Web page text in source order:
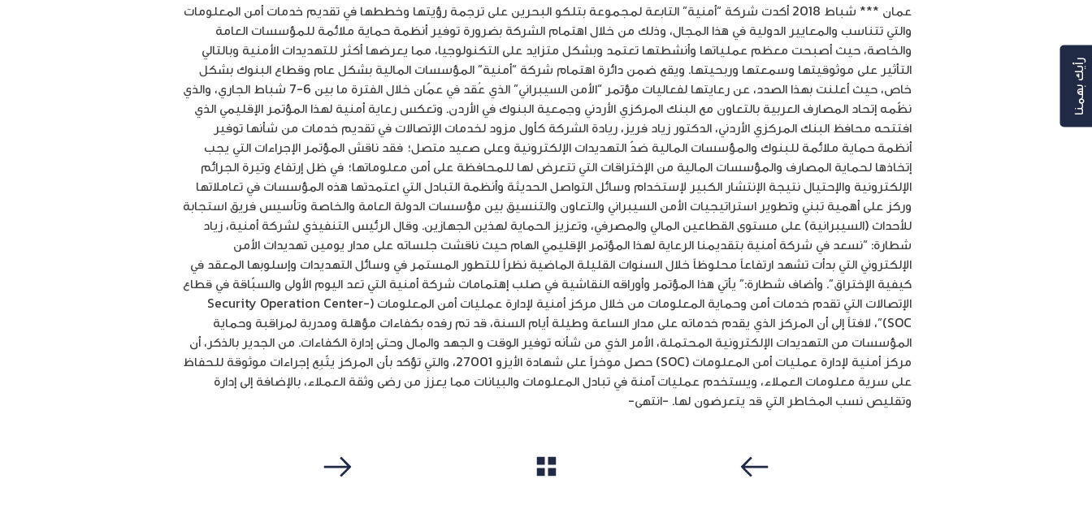
عمان *** شباط 2018 أكدت شركة “أمنية” التابعة لمجموعة بتلكو البحرين على ترجمة رؤيتها وخططها في تقديم خدمات أمن المعلومات
والتي تتناسب والمعايير الدولية في هذا المجال، وذلك من خلال اهتمام الشركة بضرورة توفير أنظمة حماية ملائمة للمؤسسات العامة
والخاصة، حيث أصبحت معظم عملياتها وأنشطتها تعتمد وبشكل متزايد على التكنولوجيا، مما يعرضها أكثر للتهديدات الأمنية وبالتالي
التأثير على موثوقيتها وسمعتها وربحيتها. ويقع ضمن دائرة اهتمام شركة “أمنية” المؤسسات المالية بشكل عام وقطاع البنوك بشكل
خاص، حيث أعلنت بهذا الصدد، عن رعايتها لفعاليات مؤتمر “الأمن السيبراني” الذي عُقد في عمّان خلال الفترة ما بين 6-7 شباط الجاري، والذي
نظّمه إتحاد المصارف العربية بالتعاون مع البنك المركزي الأردني وجمعية البنوك في الأردن. وتعكس رعاية أمنية لهذا المؤتمر الإقليمي الذي
افتتحه محافظ البنك المركزي الأردني، الدكتور زياد فريز، ريادة الشركة كأول مزود لخدمات الإتصالات في تقديم خدمات من شأنها توفير
أنظمة حماية ملائمة للبنوك والمؤسسات المالية ضدّ التهديدات الإلكترونية وعلى صعيد متصل؛ فقد ناقش المؤتمر الإجراءات التي يجب
إتخاذها لحماية المصارف والمؤسسات المالية من الإختراقات التي تتعرض لها للمحافظة على أمن معلوماتها؛ في ظل إرتفاع وتيرة الجرائم
الإلكترونية والإحتيال نتيجة الإنتشار الكبير لإستخدام وسائل التواصل الحديثة وأنظمة التبادل التي اعتمدتها هذه المؤسسات في تعاملاتها
وركز على أهمية تبني وتطوير استراتيجيات الأمن السيبراني والتعاون والتنسيق بين مؤسسات الدولة العامة والخاصة وتأسيس فريق استجابة
للأحداث (السيبرانية) على مستوى القطاعين المالي والمصرفي، وتعزيز الحماية لهذين الجهازين. وقال الرئيس التنفيذي لشركة أمنية، زياد
شطارة: “نسعد في شركة أمنية بتقديمنا الرعاية لهذا المؤتمر الإقليمي الهام حيث ناقشت جلساته على مدار يومين تهديدات الأمن
الإلكتروني التي بدأت تشهد ارتفاعاً محلوظاً خلال السنوات القليلة الماضية نظراً للتطور المستمر في وسائل التهديدات وإسلوبها المعقد في
كيفية الإختراق”. وأضاف شطارة:” يأتي هذا المؤتمر وأوراقه النقاشية في صلب إهتمامات شركة أمنية التي تعد اليوم الأولى والسبّاقة في قطاع
الإتصالات التي تقدم خدمات أمن وحماية المعلومات من خلال مركز أمنية لإدارة عمليات أمن المعلومات (Security Operation Center-
SOC)”، لافتاً إلى أن المركز الذي يقدم خدماته على مدار الساعة وطيلة أيام السنة، قد تم رفده بكفاءات مؤهلة ومدربة لمراقبة وحماية
المؤسسات من التهديدات الإلكترونية المحتملة، الأمر الذي من شأنه توفير الوقت و الجهد والمال وحتى إدارة الكفاءات. من الجدير بالذكر، أن
مركز أمنية لإدارة عمليات أمن المعلومات (SOC) حصل موخراً على شهادة الأيزو 27001، والتي تؤكد بأن المركز يتّبِع إجراءات موثوقة للحفاظ
على سرية معلومات العملاء، ويستخدم عمليات آمنة في تبادل المعلومات والبيانات مما يعزز من رضى وثقة العملاء، بالإضافة إلى إدارة
وتقليص نسب المخاطر التي قد يتعرضون لها. -انتهى-
رأيك بهمنا